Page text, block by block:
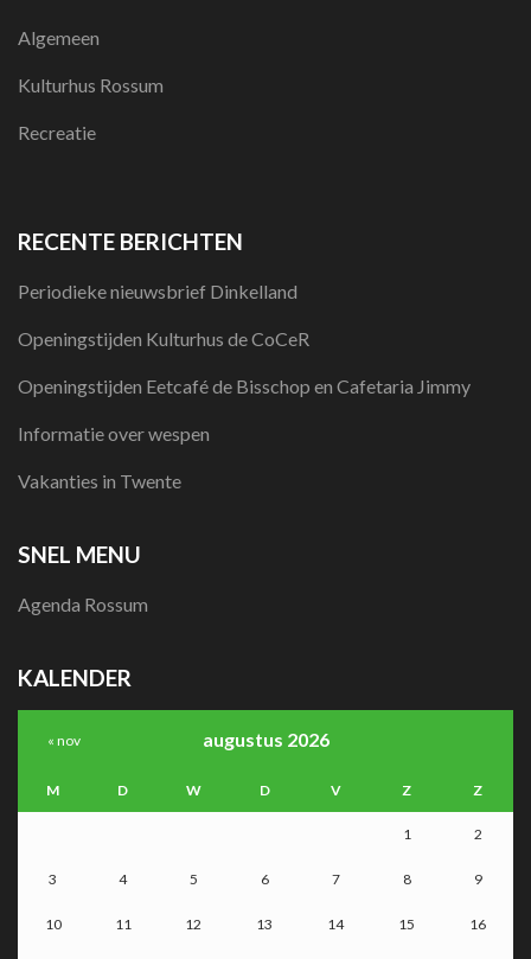
Algemeen
Kulturhus Rossum
Recreatie
RECENTE BERICHTEN
Periodieke nieuwsbrief Dinkelland
Openingstijden Kulturhus de CoCeR
Openingstijden Eetcafé de Bisschop en Cafetaria Jimmy
Informatie over wespen
Vakanties in Twente
SNEL MENU
Agenda Rossum
KALENDER
augustus 2026
M D W D V Z Z
1 2
3 4 5 6 7 8 9
10 11 12 13 14 15 16
« nov